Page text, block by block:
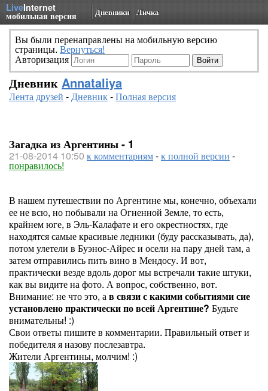
LiveInternet
мобильная версия Дневники Личка
Вы были перенаправлены на мобильную версию
страницы. Вернуться!
Авторизация
Дневник Annataliya
Лента друзей -Дневник-Полная версия
Загадка из Аргентины - 1
21-08-2014 10:50 к комментариям-к полной версии -
понравилось!
В нашем путешествии по Аргентине мы, конечно, объехали
ее не всю, но побывали на Огненной Земле, то есть,
крайнем юге, в Эль-Калафате и его окрестностях, где
находятся самые красивые ледники (буду рассказывать, да),
потом улетели в Буэнос-Айрес и осели на пару дней там, а
затем отправились пить вино в Мендосу. И вот,
практически везде вдоль дорог мы встречали такие штуки,
как вы видите на фото. А вопрос, собственно, вот.
Внимание: не что это, ав связи с какими событиями сие
установлено практически по всей Аргентине? Будьте
внимательны! :)
Свои ответы пишите в комментарии. Правильный ответ и
победителя я назову послезавтра.
Жители Аргентины, молчим! :)